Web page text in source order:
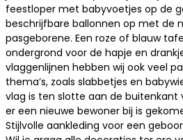
feestloper met babyvoetjes op de
beschrijfbare ballonnen op met de
pasgeborene. Een roze of blauw
ondergrond voor de hapje en
vlaggenlijnen hebben wij ook veel
thema’s, zoals slabbetjes en
vlag is ten slotte aan de buitenkant
er een nieuwe bewoner bij is
Stijlvolle aankleding voor een